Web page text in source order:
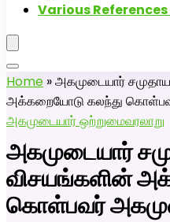
Various
Home »அகமுடையார்
அக்கறையோடு கலந்து
அகமுடையார் ஒற்றுமைவரலாறு
அகமுடையார்
விசயங்களின்
கொள்பவர்